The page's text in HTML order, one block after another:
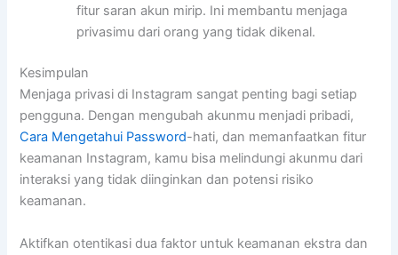
fitur saran akun mirip. Ini membantu menjaga
privasimu dari orang yang tidak dikenal.
Kesimpulan
Menjaga privasi di Instagram sangat penting bagi setiap
pengguna. Dengan mengubah akunmu menjadi pribadi,
Cara Mengetahui Password-hati, dan memanfaatkan fitur
keamanan Instagram, kamu bisa melindungi akunmu dari
interaksi yang tidak diinginkan dan potensi risiko
keamanan.
Aktifkan otentikasi dua faktor untuk keamanan ekstra dan